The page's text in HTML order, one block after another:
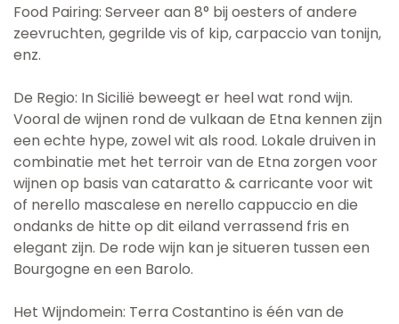
Food Pairing: Serveer aan 8° bij oesters of andere
zeevruchten, gegrilde vis of kip, carpaccio van tonijn,
enz.
De Regio: In Sicilië beweegt er heel wat rond wijn.
Vooral de wijnen rond de vulkaan de Etna kennen zijn
een echte hype, zowel wit als rood. Lokale druiven in
combinatie met het terroir van de Etna zorgen voor
wijnen op basis van cataratto & carricante voor wit
of nerello mascalese en nerello cappuccio en die
ondanks de hitte op dit eiland verrassend fris en
elegant zijn. De rode wijn kan je situeren tussen een
Bourgogne en een Barolo.
Het Wijndomein: Terra Costantino is één van de